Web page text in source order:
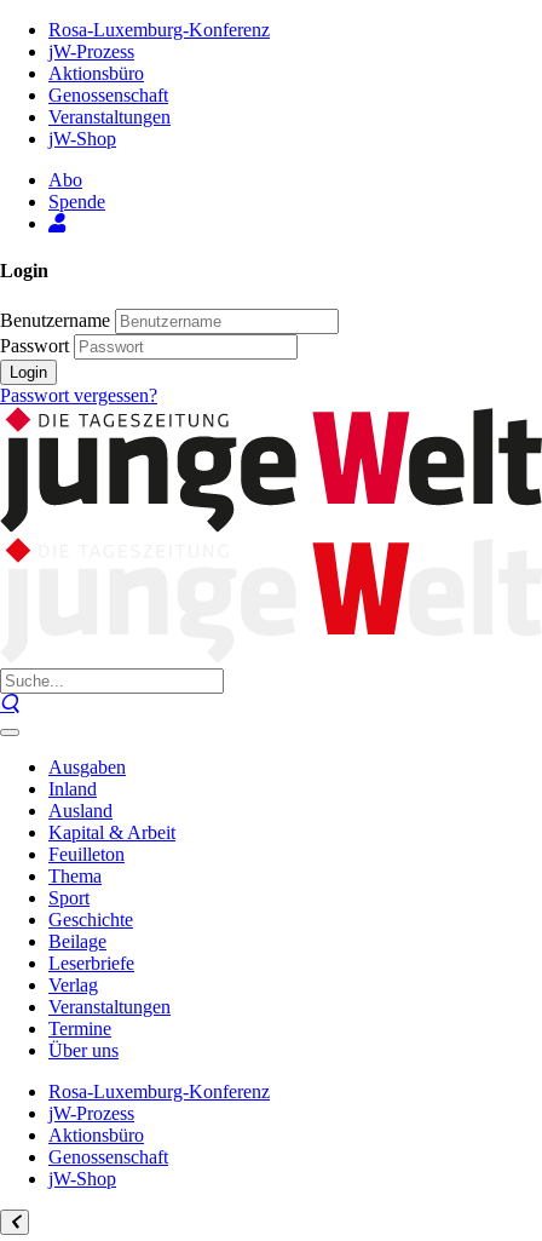
Inhalt
Seite
Rosa-Luxemburg-Konferenz
jW-Prozess
Aktionsbüro
Genossenschaft
Veranstaltungen
jW-Shop
Abo
Spende
Login
Benutzername
Passwort
Login
Passwort vergessen?
Ausgaben
Inland
Ausland
Kapital & Arbeit
Feuilleton
Thema
Sport
Geschichte
Beilage
Leserbriefe
Verlag
Veranstaltungen
Termine
Über uns
Rosa-Luxemburg-Konferenz
jW-Prozess
Aktionsbüro
Genossenschaft
jW-Shop